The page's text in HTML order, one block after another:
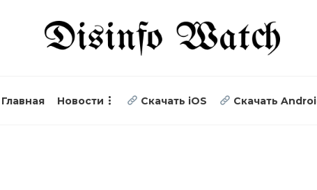
Главная Новости Скачать iOS Скачать